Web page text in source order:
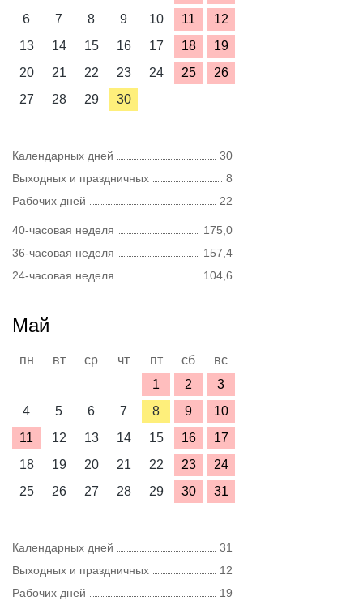
6
7 8 9 10 11
12
13
14 15 16 17 18
19
20
21 22 23 24 25
26
27
28 29 30
Календарных дней
30
Выходных и праздничных
8
Рабочих дней
22
40-часовая неделя
175,0
36-часовая неделя
157,4
24-часовая неделя
104,6
Май
пн вт ср чт пт сб
вс
1
2
3
4
5 6 7 8 9
10
11
12 13 14 15 16
17
18
19 20 21 22 23
24
25
26 27 28 29 30 31
Календарных дней
31
Выходных и праздничных
12
Рабочих дней
19